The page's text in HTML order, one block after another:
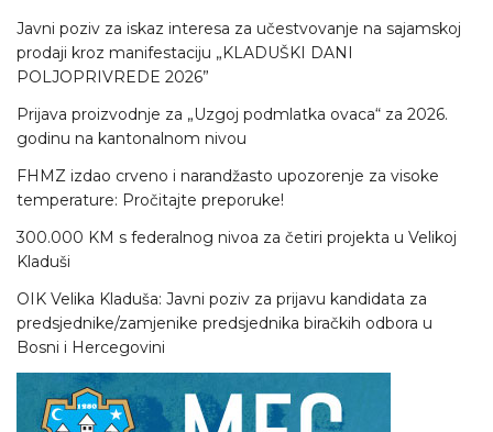
Javni poziv za iskaz interesa za učestvovanje na sajamskoj
prodaji kroz manifestaciju „KLADUŠKI DANI
POLJOPRIVREDE 2026”
Prijava proizvodnje za „Uzgoj podmlatka ovaca“ za 2026.
godinu na kantonalnom nivou
FHMZ izdao crveno i narandžasto upozorenje za visoke
temperature: Pročitajte preporuke!
300.000 KM s federalnog nivoa za četiri projekta u Velikoj
Kladuši
OIK Velika Kladuša: Javni poziv za prijavu kandidata za
predsjednike/zamjenike predsjednika biračkih odbora u
Bosni i Hercegovini